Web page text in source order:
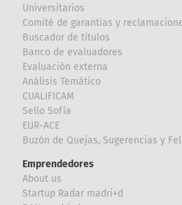
Universitarios
Comité de garantías y
Buscador de títulos
Banco de evaluadores
Evaluación externa
Análisis Temático
CUALIFICAM
Sello Sofía
EUR-ACE
Buzón de Quejas, Sugerencias y
Emprendedores
About us
Startup Radar madri+d